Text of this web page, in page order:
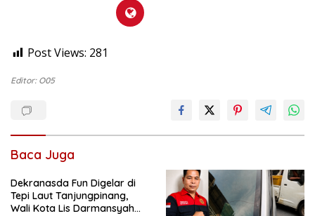
Post Views: 281
Editor: O05
Baca Juga
Dekranasda Fun Digelar di
Tepi Laut Tanjungpinang,
Wali Kota Lis Darmansyah